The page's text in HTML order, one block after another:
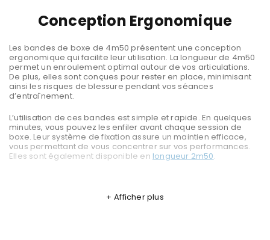
Conception Ergonomique
Les bandes de boxe de 4m50 présentent une conception
ergonomique qui facilite leur utilisation. La longueur de 4m50
permet un enroulement optimal autour de vos articulations.
De plus, elles sont conçues pour rester en place, minimisant
ainsi les risques de blessure pendant vos séances
d’entraînement.
L’utilisation de ces bandes est simple et rapide. En quelques
minutes, vous pouvez les enfiler avant chaque session de
boxe. Leur système de fixation assure un maintien efficace,
vous permettant de vous concentrer sur vos performances.
Elles sont également disponible en longueur 2m50.
Afficher plus